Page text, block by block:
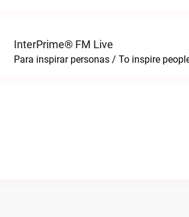
InterPrime® FM Live
Para inspirar personas / To inspire